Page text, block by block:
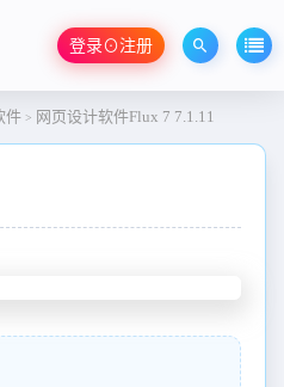
登录⊙注册
件 > 网页设计软件Flux 7 7.1.11